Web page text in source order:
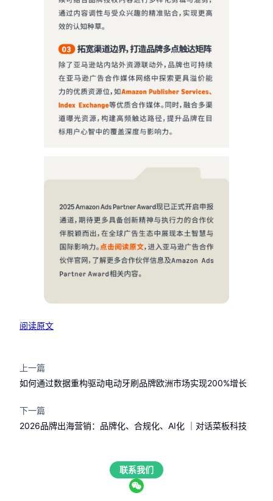
阅读原文
上一篇
如何通过数据重构驱动电动牙刷品牌欧洲市场实现200%增长
下一篇
2026品牌出海营销：品牌化、合规化、AI化 ｜对话菜板科技
联系我们